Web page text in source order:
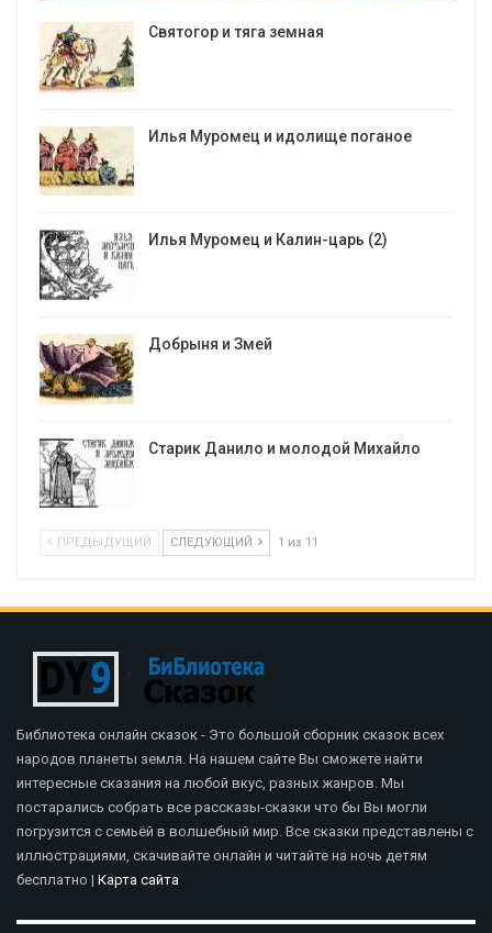
Святогор и тяга земная
Илья Муромец и идолище поганое
Илья Муромец и Калин-царь (2)
Добрыня и Змей
Старик Данило и молодой Михайло
ПРЕДЫДУЩИЙ СЛЕДУЮЩИЙ 1 из 11
Библиотека онлайн сказок - Это большой сборник сказок всех
народов планеты земля. На нашем сайте Вы сможете найти
интересные сказания на любой вкус, разных жанров. Мы
постарались собрать все рассказы-сказки что бы Вы могли
погрузится с семьёй в волшебный мир. Все сказки представлены с
иллюстрациями, скачивайте онлайн и читайте на ночь детям
бесплатно | Карта сайта